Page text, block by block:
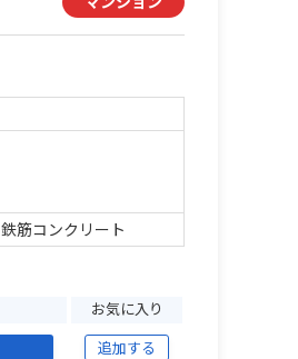
鉄筋コンクリート
お気に入り
追加する